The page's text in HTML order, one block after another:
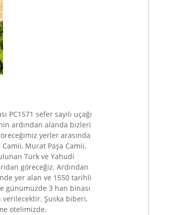
sefer sayılı uçağı
ardından alanda bizleri
yerler arasında
Camii, Murat Paşa Camii,
Türk ve Yahudi
göreceğiz. Ardından
yer alan ve 1550 tarihli
günümüzde 3 han binası
verilecektir. Şuska biberi,
otelimizde.